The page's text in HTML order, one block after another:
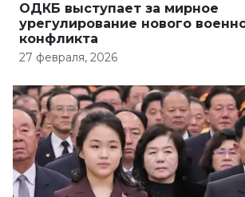
ОДКБ выступает за мирное
урегулирование нового
конфликта
27 февраля, 2026